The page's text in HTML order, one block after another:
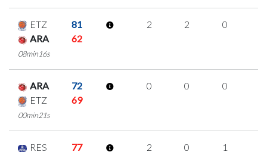
ETZ
81
ARA
62
08min16s
2 2 0
ARA
72
ETZ
69
00min21s
0 0 0
RES
77
2 0 1